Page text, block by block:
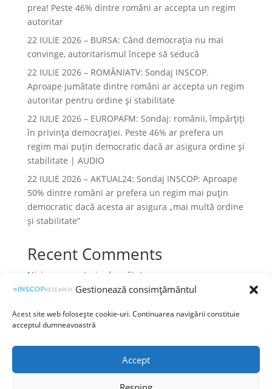
Gestionează consimțământul
Acest site web folosește cookie-uri. Continuarea navigării constituie
acceptul dumneavoastră
Accept
prea! Peste 46% dintre români ar accepta un regim
autoritar
22 IULIE 2026 – BURSA: Când democraţia nu mai
convinge, autoritarismul începe să seducă
22 IULIE 2026 – ROMÂNIATV: Sondaj INSCOP.
Aproape jumătate dintre români ar accepta un regim
autoritar pentru ordine și stabilitate
22 IULIE 2026 – EUROPAFM: Sondaj: românii, împărțiți
în privința democrației. Peste 46% ar prefera un
regim mai puțin democratic dacă ar asigura ordine și
stabilitate | AUDIO
22 IULIE 2026 – AKTUAL24: Sondaj INSCOP: Aproape
50% dintre români ar prefera un regim mai puțin
democratic dacă acesta ar asigura „mai multă ordine
și stabilitate”
Recent Comments
Niciun comentariu de arătat.
Prelucrarea datelor cu caracter personal
Politica cookies